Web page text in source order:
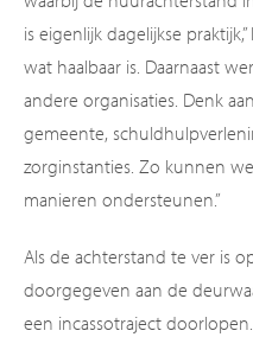
is eigenlijk dagelijkse
wat haalbaar is. Daarnaast
andere organisaties. Denk
gemeente,
zorginstanties. Zo kunnen
manieren ondersteunen.”
Als de achterstand te ver is
doorgegeven aan de
een incassotraject doorlopen.